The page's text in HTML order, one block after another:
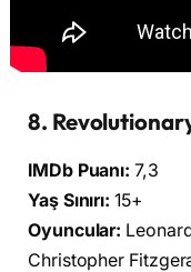
8.
IMDb Puanı: 7,3
Yaş Sınırı: 15+
Oyuncular:
Christopher